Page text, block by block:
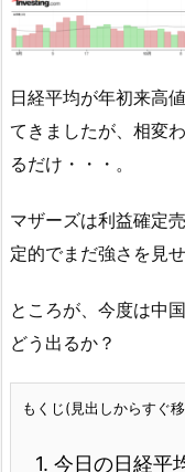
日経平均が年初来高
てきましたが、相変
るだけ・・・。
マザーズは利益確定
定的でまだ強さを見せ
ところが、今度は中
どう出るか？
もくじ(見出しからすぐ
1. 今日の日経平